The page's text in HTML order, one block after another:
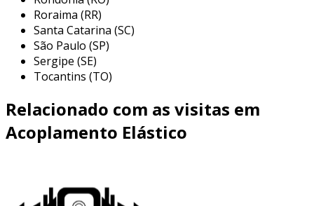
resistência ao desgaste e a capacidade de
suportar altas cargas são essenciais.
compressores:
motores a compressores, permitindo uma
esteiras transportadoras:ideal para a
transmissão de torque entre motores e
roletes, garantindo um fluxo contínuo de
sistemas de transmissão de potência:
aplicados em uma variedade de máquinas,
Roraima (RR)
Santa Catarina (SC)
São Paulo (SP)
Sergipe (SE)
Tocantins (TO)
Relacionado com as visitas em
Acoplamento Elástico